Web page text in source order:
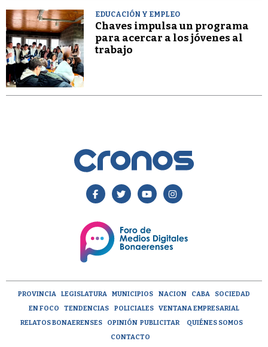
EDUCACIÓN Y EMPLEO
Chaves impulsa un programa
para acercar a los jóvenes al
trabajo
PROVINCIA LEGISLATURA MUNICIPIOS NACION CABA
SOCIEDAD
EN FOCO
TENDENCIAS POLICIALES
VENTANA EMPRESARIAL
RELATOS BONAERENSES
OPINIÓN PUBLICITAR
QUIÉNES SOMOS
CONTACTO